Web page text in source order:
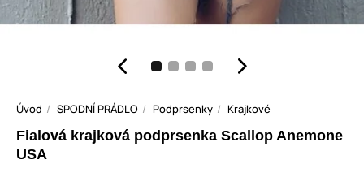
Úvod SPODNÍ PRÁDLO Podprsenky Krajkové
Fialová krajková podprsenka Scallop Anemone
USA